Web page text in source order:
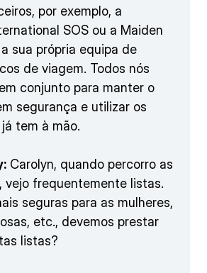
por exemplo, a
SOS ou a Maiden
sua própria equipa de
de viagem. Todos nós
conjunto para manter o
segurança e utilizar os
tem à mão.
Carolyn, quando percorro as
vejo frequentemente listas.
seguras para as mulheres,
etc., devemos prestar
listas?